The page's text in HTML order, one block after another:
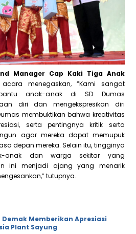
Manager Cap Kaki Tiga Anak
menegaskan, “Kami sangat
anak-anak di SD Dumas
diri dan mengekspresikan diri
membuktikan bahwa kreativitas
serta pentingnya kritik serta
agar mereka dapat memupuk
depan mereka. Selain itu, tingginya
anak dan warga sekitar yang
ini menjadi ajang yang menarik
tutupnya.
Memberikan Apresiasi
Plant Sayung